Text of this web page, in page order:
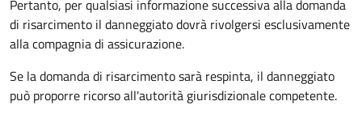
Pertanto, per qualsiasi informazione successiva alla domanda
di risarcimento il danneggiato dovrà rivolgersi esclusivamente
alla compagnia di assicurazione.
Se la domanda di risarcimento sarà respinta, il danneggiato
può proporre ricorso all'autorità giurisdizionale competente.